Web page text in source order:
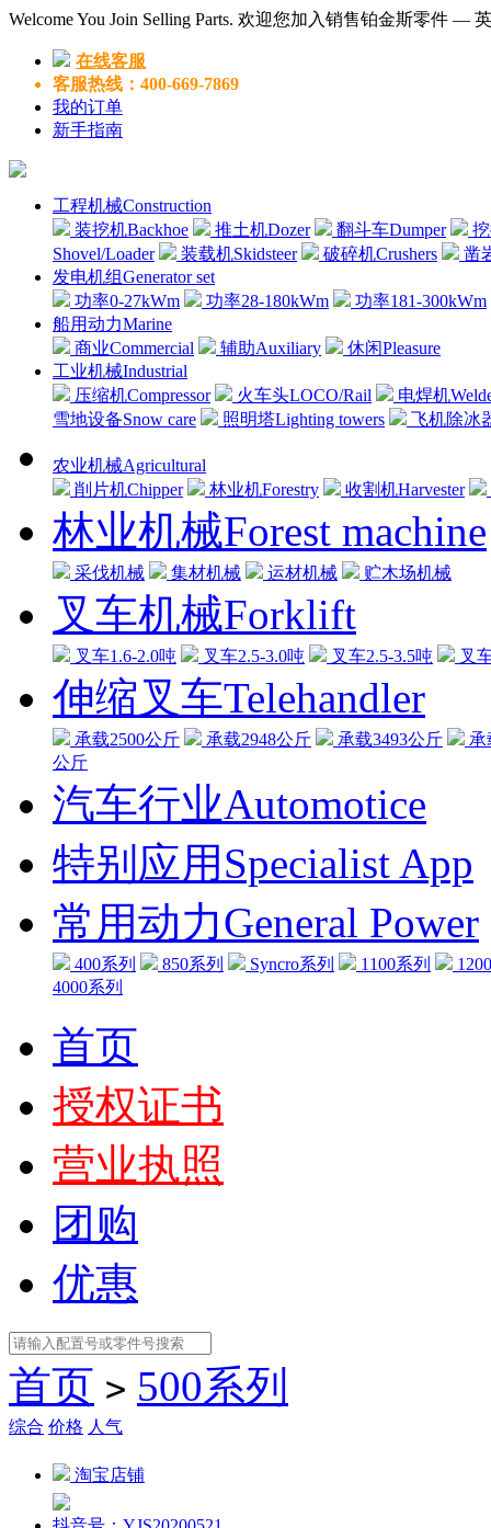
Welcome You Join Selling Parts. 欢迎您加入销售铂金斯零件 —
在线客服
客服热线：400-669-7869
我的订单
新手指南
工程机械Construction
装挖机Backhoe
推土机Dozer 翻斗车Dumper
Shovel/Loader
装载机Skidsteer 破碎机Crushers
凿
发电机组Generator set
功率0-27kWm
功率28-180kWm
功率181-300kWm
船用动力Marine
商业Commercial
辅助Auxiliary
休闲Pleasure
工业机械Industrial
压缩机Compressor
火车头LOCO/Rail
电焊机
雪地设备Snow care
照明塔Lighting towers 飞机除冰
农业机械Agricultural
削片机Chipper
林业机Forestry 收割机Harvester
林业机械Forest machine
采伐机械 集材机械 运材机械 贮木场机械
叉车机械Forklift
叉车1.6-2.0吨 叉车2.5-3.0吨 叉车2.5-3.5吨 叉
伸缩叉车Telehandler
承载2500公斤 承载2948公斤 承载3493公斤
承
公斤
汽车行业Automotice
特别应用Specialist App
常用动力General Power
400系列 850系列 Syncro系列 1100系列
4000系列
首页
授权证书
营业执照
团购
优惠
首页 > 500系列
综合 价格 人气
淘宝店铺